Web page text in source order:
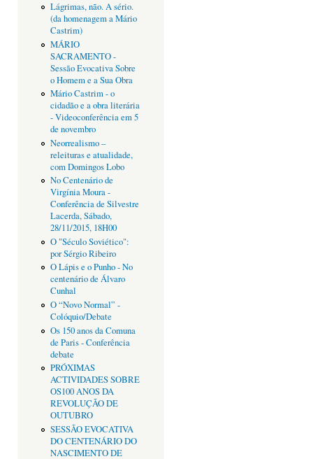
Lágrimas, não. A sério.
(da homenagem a Mário
Castrim)
MÁRIO
SACRAMENTO -
Sessão Evocativa Sobre
o Homem e a Sua Obra
Mário Castrim - o
cidadão e a obra literária
- Videoconferência em 5
de novembro
Neorrealismo –
releituras e atualidade,
com Domingos Lobo
No Centenário de
Virgínia Moura -
Conferência de Silvestre
Lacerda, Sábado,
28/11/2015, 18H00
O "Século Soviético":
por Sérgio Ribeiro
O Lápis e o Punho - No
centenário de Álvaro
Cunhal
O “Novo Normal” -
Colóquio/Debate
Os 150 anos da Comuna
de Paris - Conferência
debate
PRÓXIMAS
ACTIVIDADES SOBRE
OS100 ANOS DA
REVOLUÇÃO DE
OUTUBRO
SESSÃO EVOCATIVA
DO CENTENÁRIO DO
NASCIMENTO DE